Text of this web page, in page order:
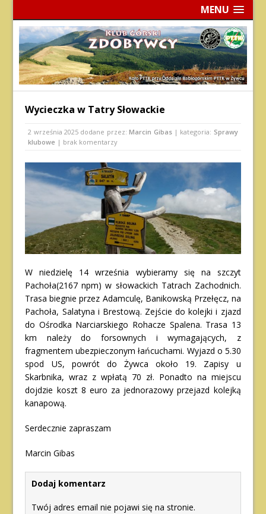
MENU
Wycieczka w Tatry Słowackie
2 września 2025 dodane przez:Marcin Gibas | kategoria: Sprawy
klubowe | brak komentarzy
W niedzielę 14 września wybieramy się na szczyt
Pachoła(2167 npm) w słowackich Tatrach Zachodnich.
Trasa biegnie przez Adamculę, Banikowską Przełęcz, na
Pachoła, Salatyna i Brestową. Zejście do kolejki i zjazd
do Ośrodka Narciarskiego Rohacze Spalena. Trasa 13
km należy do forsownych i wymagających, z
fragmentem ubezpieczonym łańcuchami. Wyjazd o 5.30
spod US, powrót do Żywca około 19. Zapisy u
Skarbnika, wraz z wpłatą 70 zł. Ponadto na miejscu
dojdzie koszt 8 euro za jednorazowy przejazd kolejką
kanapową.
Serdecznie zapraszam
Marcin Gibas
Dodaj komentarz
Twój adres email nie pojawi się na stronie.